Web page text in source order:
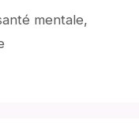
mentale,